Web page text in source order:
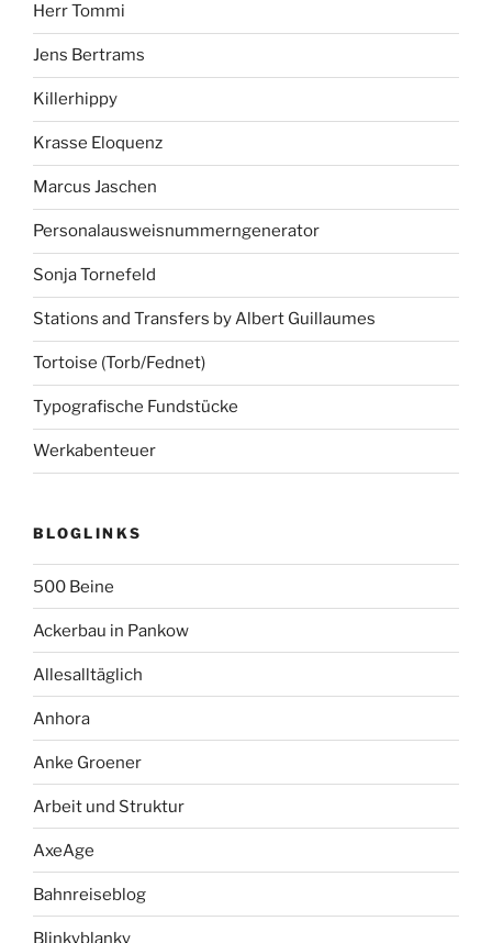
Herr Tommi
Jens Bertrams
Killerhippy
Krasse Eloquenz
Marcus Jaschen
Personalausweisnummerngenerator
Sonja Tornefeld
Stations and Transfers by Albert Guillaumes
Tortoise (Torb/Fednet)
Typografische Fundstücke
Werkabenteuer
BLOGLINKS
500 Beine
Ackerbau in Pankow
Allesalltäglich
Anhora
Anke Groener
Arbeit und Struktur
AxeAge
Bahnreiseblog
Blinkyblanky